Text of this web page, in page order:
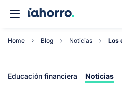
Home Blog Noticias
Educación financiera Noticias